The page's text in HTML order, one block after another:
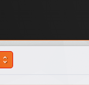
unfold_more